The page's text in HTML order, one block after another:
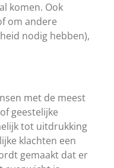
komen. Ook
om andere
nodig hebben),
met de meest
geestelijke
tot uitdrukking
klachten een
gemaakt dat er